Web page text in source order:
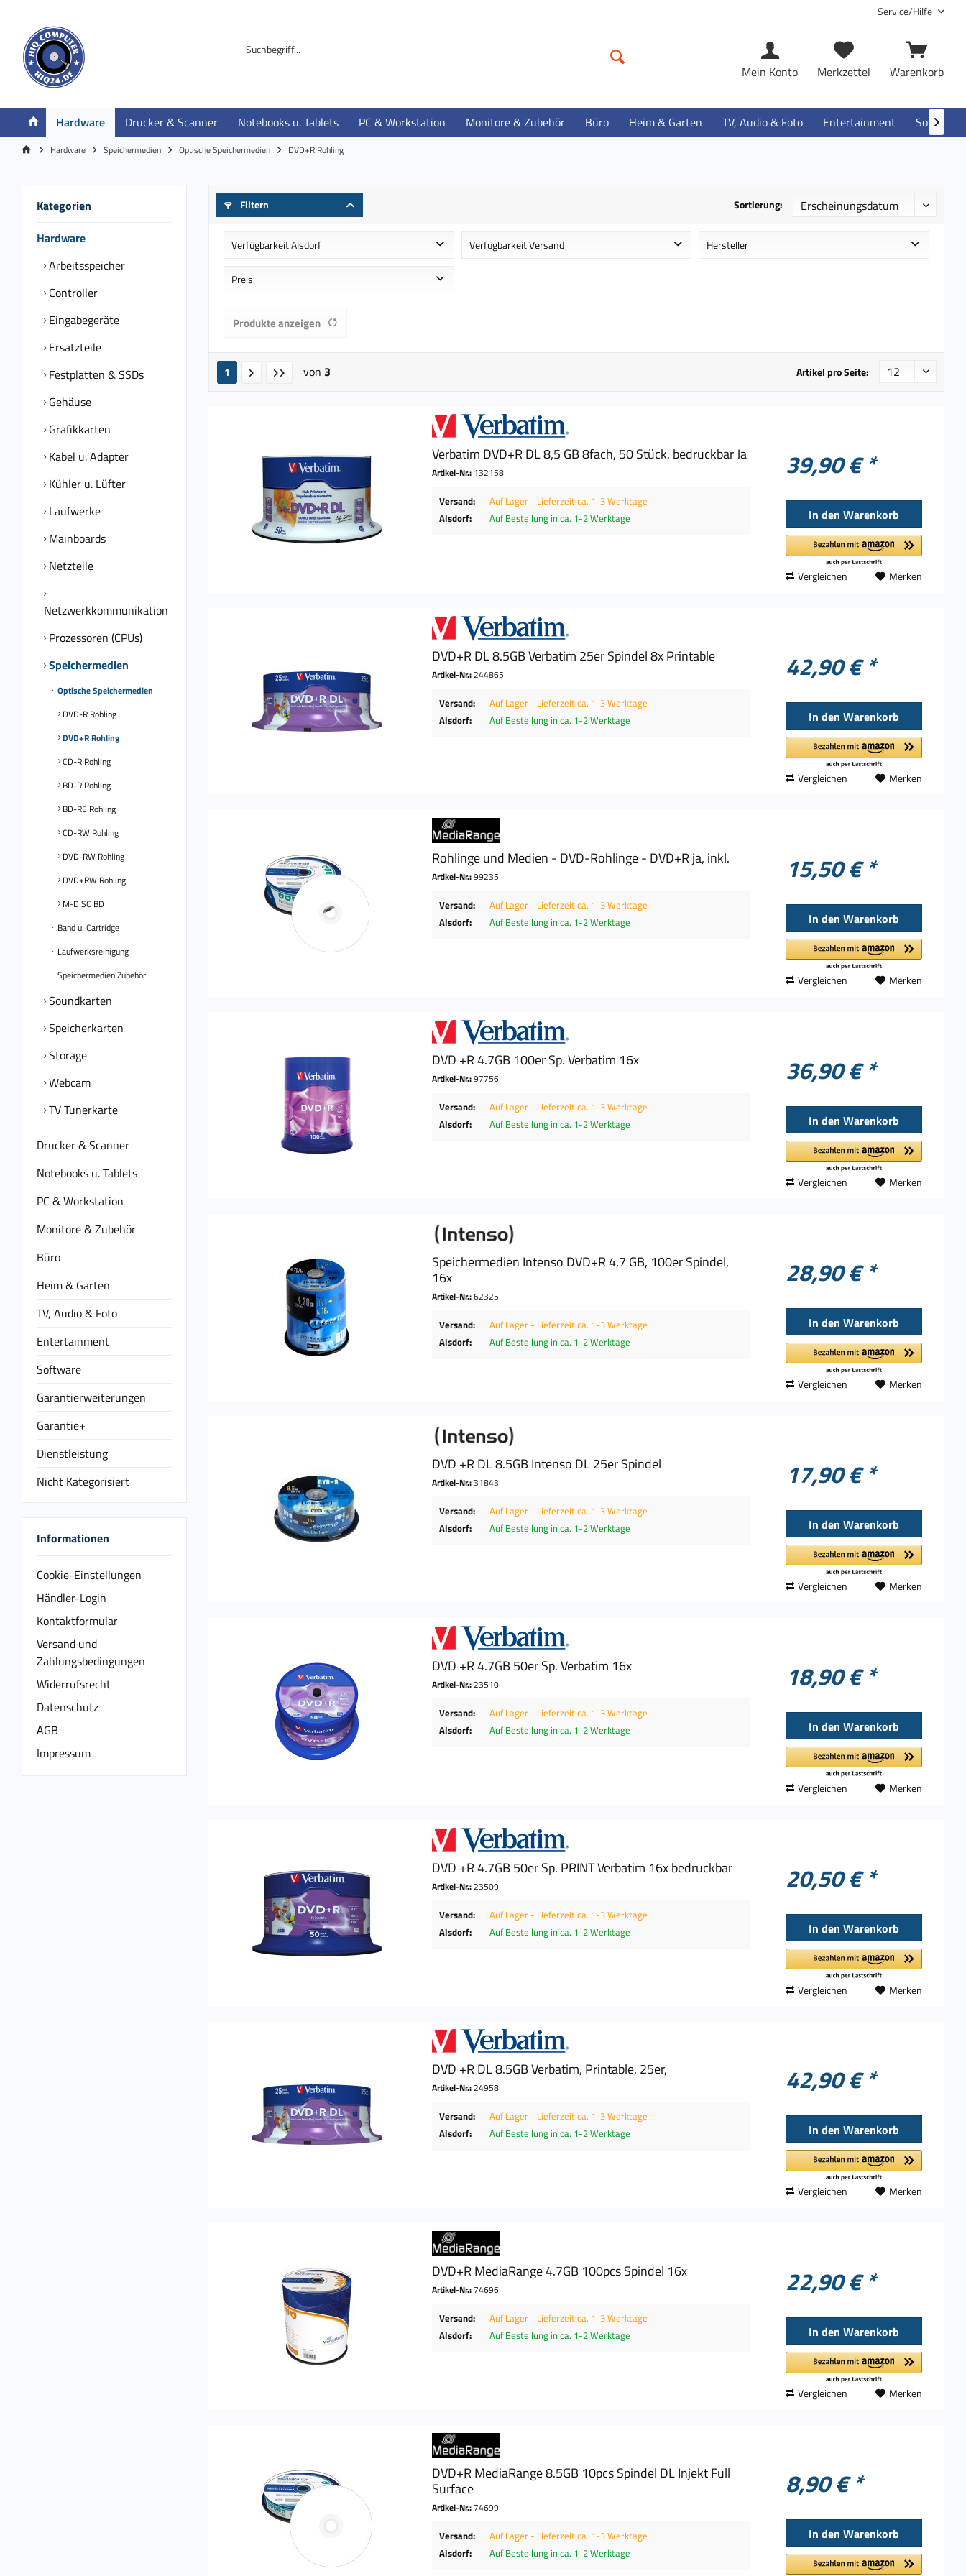
Service/Hilfe
Warenkorb
Merkzettel
Mein Konto
Hardware Drucker & Scanner Notebooks u. Tablets PC & Workstation Monitore & Zubehör Büro Heim & Garten TV, Audio & Foto Entertainment Software

Hardware Speichermedien Optische Speichermedien DVD+R Rohling
Kategorien
Hardware
Arbeitsspeicher
Controller
Eingabegeräte
Ersatzteile
Festplatten & SSDs
Gehäuse
Grafikkarten
Kabel u. Adapter
Kühler u. Lüfter
Laufwerke
Mainboards
Netzteile
Netzwerkkommunikation
Prozessoren (CPUs)
Speichermedien
Optische Speichermedien
DVD-R Rohling
DVD+R Rohling
CD-R Rohling
BD-R Rohling
BD-RE Rohling
CD-RW Rohling
DVD-RW Rohling
DVD+RW Rohling
M-DISC BD
Band u. Cartridge
Laufwerksreinigung
Speichermedien Zubehör
Soundkarten
Speicherkarten
Storage
Webcam
TV Tunerkarte
Drucker & Scanner
Notebooks u. Tablets
PC & Workstation
Monitore & Zubehör
Büro
Heim & Garten
TV, Audio & Foto
Entertainment
Software
Garantierweiterungen
Garantie+
Dienstleistung
Nicht Kategorisiert
Informationen
Cookie-Einstellungen
Händler-Login
Kontaktformular
Versand und
Zahlungsbedingungen
Widerrufsrecht
Datenschutz
AGB
Impressum
Filtern Sortierung:
Verfügbarkeit Alsdorf
Auf Bestellung in ca. 1-2 Werktage
Verfügbarkeit Versand Hersteller
Preis
von5,50 €
Produkte anzeigen
1 von 3 Artikel pro Seite:
Verbatim DVD+R DL 8,5 GB 8fach, 50 Stück, bedruckbar Ja
Artikel-Nr.: 132158
Versand:
Auf Lager - Lieferzeit ca. 1-3 Werktage
Alsdorf:
Auf Bestellung in ca. 1-2 Werktage
39,90 € *
In den Warenkorb
Vergleichen Merken
DVD+R DL 8.5GB Verbatim 25er Spindel 8x Printable
Artikel-Nr.:244865
Versand:
Auf Lager - Lieferzeit ca. 1-3 Werktage
Alsdorf:
Auf Bestellung in ca. 1-2 Werktage
42,90 € *
In den Warenkorb
Vergleichen Merken
Rohlinge und Medien - DVD-Rohlinge - DVD+R ja, inkl.
Artikel-Nr.:99235
Versand:
Auf Lager - Lieferzeit ca. 1-3 Werktage
Alsdorf:
Auf Bestellung in ca. 1-2 Werktage
15,50 € *
In den Warenkorb
Vergleichen Merken
DVD +R 4.7GB 100er Sp. Verbatim 16x
Artikel-Nr.:97756
Versand:
Auf Lager - Lieferzeit ca. 1-3 Werktage
Alsdorf:
Auf Bestellung in ca. 1-2 Werktage
36,90 € *
In den Warenkorb
Vergleichen Merken
Speichermedien Intenso DVD+R 4,7 GB, 100er Spindel,
16x
Artikel-Nr.:62325
Versand:
Auf Lager - Lieferzeit ca. 1-3 Werktage
Alsdorf:
Auf Bestellung in ca. 1-2 Werktage
28,90 € *
In den Warenkorb
Vergleichen Merken
DVD +R DL 8.5GB Intenso DL 25er Spindel
Artikel-Nr.:31843
Versand:
Auf Lager - Lieferzeit ca. 1-3 Werktage
Alsdorf:
Auf Bestellung in ca. 1-2 Werktage
17,90 € *
In den Warenkorb
Vergleichen Merken
DVD +R 4.7GB 50er Sp. Verbatim 16x
Artikel-Nr.:23510
Versand:
Auf Lager - Lieferzeit ca. 1-3 Werktage
Alsdorf:
Auf Bestellung in ca. 1-2 Werktage
18,90 € *
In den Warenkorb
Vergleichen Merken
DVD +R 4.7GB 50er Sp. PRINT Verbatim 16x bedruckbar
Artikel-Nr.:23509
Versand:
Auf Lager - Lieferzeit ca. 1-3 Werktage
Alsdorf:
Auf Bestellung in ca. 1-2 Werktage
20,50 € *
In den Warenkorb
Vergleichen Merken
DVD +R DL 8.5GB Verbatim, Printable, 25er,
Artikel-Nr.:24958
Versand:
Auf Lager - Lieferzeit ca. 1-3 Werktage
Alsdorf:
Auf Bestellung in ca. 1-2 Werktage
42,90 € *
In den Warenkorb
Vergleichen Merken
DVD+R MediaRange 4.7GB 100pcs Spindel 16x
Artikel-Nr.: 74696
Versand:
Auf Lager - Lieferzeit ca. 1-3 Werktage
Alsdorf:
Auf Bestellung in ca. 1-2 Werktage
22,90 € *
In den Warenkorb
Vergleichen Merken
DVD+R MediaRange 8.5GB 10pcs Spindel DL Injekt Full
Surface
Artikel-Nr.: 74699
Versand:
Auf Lager - Lieferzeit ca. 1-3 Werktage
Alsdorf:
Auf Bestellung in ca. 1-2 Werktage
8,90 € *
In den Warenkorb